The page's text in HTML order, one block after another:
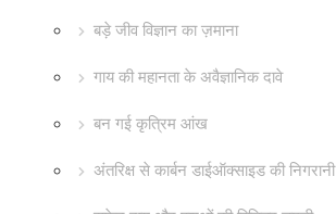
बड़े जीव विज्ञान का ज़माना
गाय की महानता के अवैज्ञानिक दावे
बन गई कृत्रिम आंख
अंतरिक्ष से कार्बन डाईऑक्साइड की निगरानी